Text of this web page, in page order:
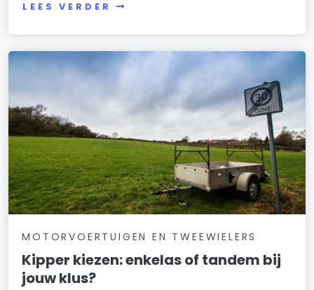
LEES VERDER
MOTORVOERTUIGEN EN TWEEWIELERS
Kipper kiezen: enkelas of tandem bij
jouw klus?